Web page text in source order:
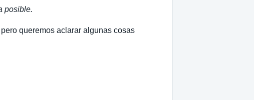
posible.
queremos aclarar algunas cosas